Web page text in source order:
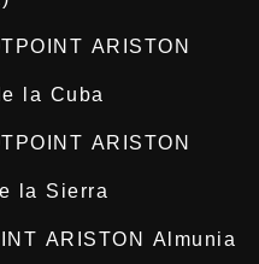
ARISTON
la Cuba
ARISTON
la Sierra
ARISTON Almunia